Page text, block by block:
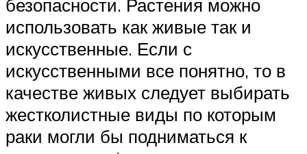
безопасности. Растения можно
использовать как живые так и
искусственные. Если с
искусственными все понятно, то в
качестве живых следует выбирать
жестколистные виды по которым
раки могли бы подниматься к